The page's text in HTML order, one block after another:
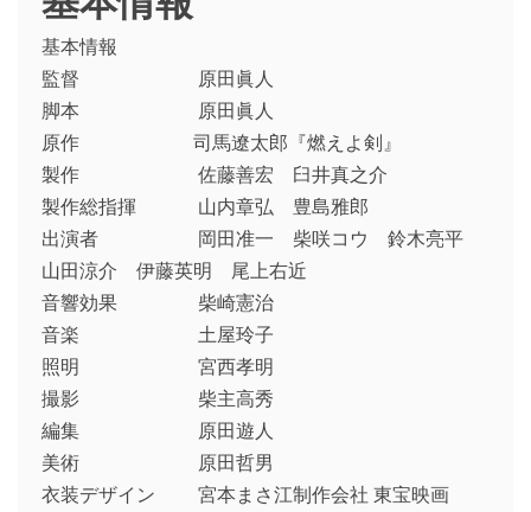
基本情報
監督 原田眞人
脚本 原田眞人
原作 司馬遼太郎『燃えよ剣』
製作 佐藤善宏 臼井真之介
製作総指揮 山内章弘 豊島雅郎
出演者 岡田准一 柴咲コウ 鈴木亮平
山田涼介 伊藤英明 尾上右近
音響効果 柴崎憲治
音楽 土屋玲子
照明 宮西孝明
撮影 柴主高秀
編集 原田遊人
美術 原田哲男
衣装デザイン 宮本まさ江制作会社 東宝映画